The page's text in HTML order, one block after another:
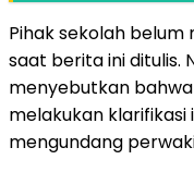
Pihak sekolah
saat berita ini ditulis.
menyebutkan
melakukan
mengundang